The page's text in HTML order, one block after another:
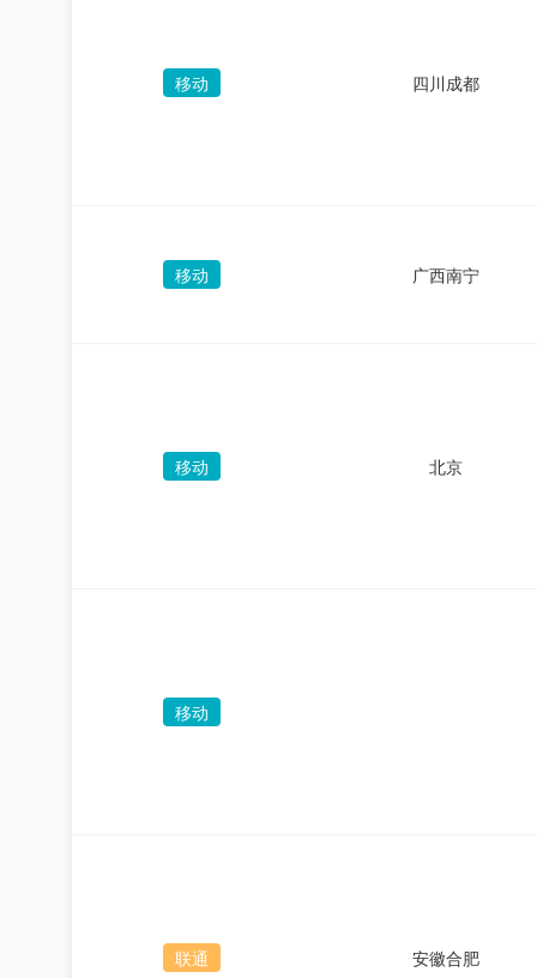
移动 四川成都
移动 广西南宁
移动 北京
移动
联通 安徽合肥